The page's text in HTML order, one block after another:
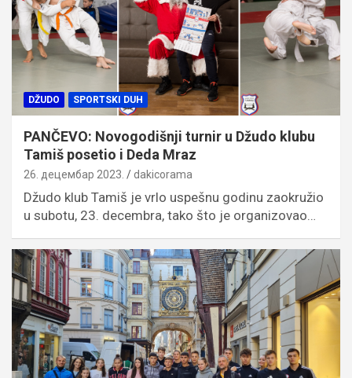
DŽUDO SPORTSKI DUH
PANČEVO: Novogodišnji turnir u Džudo klubu
Tamiš posetio i Deda Mraz
26. децембар 2023. dakicorama
Džudo klub Tamiš je vrlo uspešnu godinu zaokružio
u subotu, 23. decembra, tako što je organizovao…